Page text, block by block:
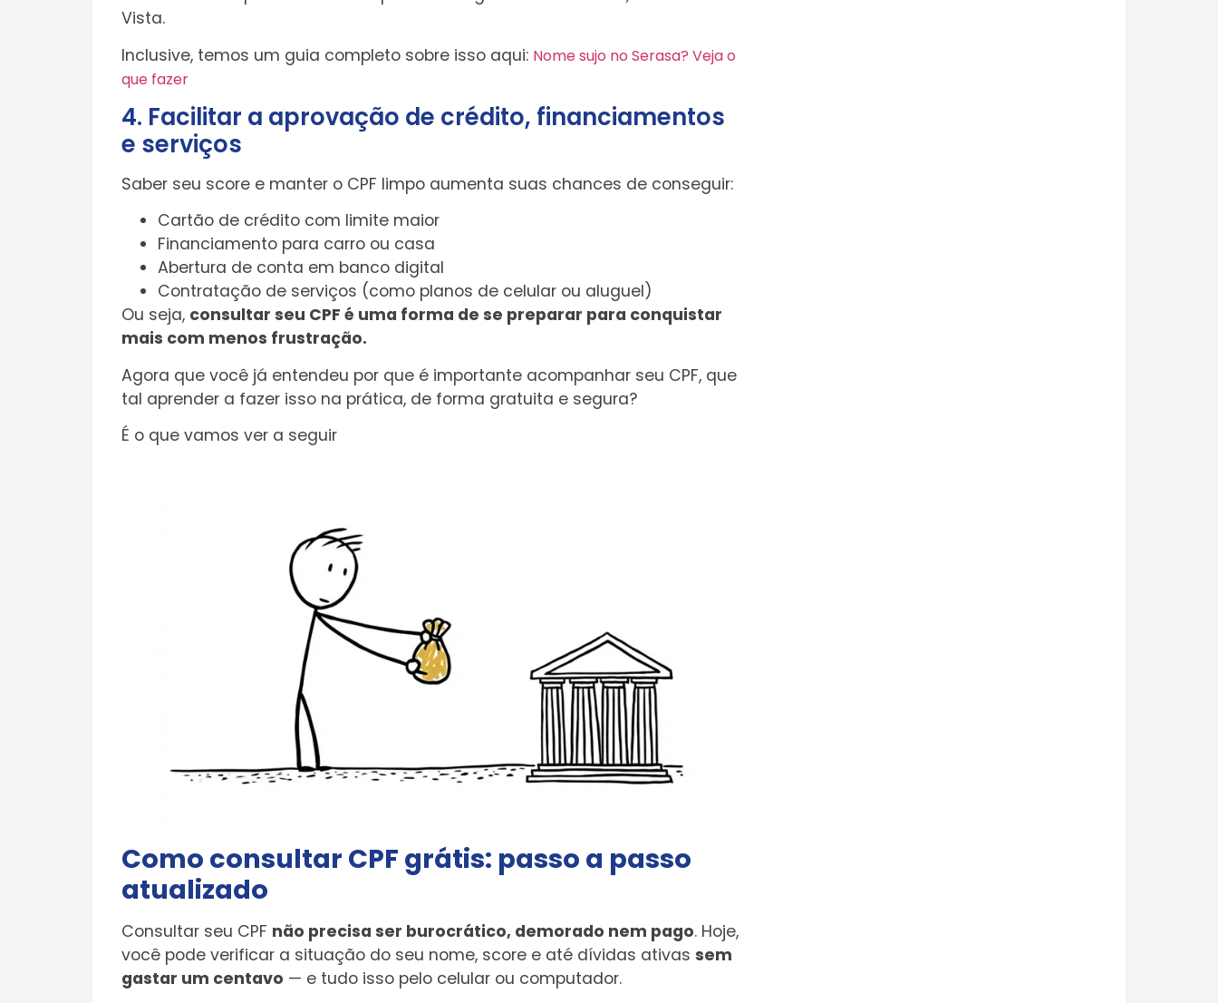
Vista.
Inclusive, temos um guia completo sobre isso aqui: Nome sujo no Serasa? Veja o
que fazer
4. Facilitar a aprovação de crédito, financiamentos
e serviços
Saber seu score e manter o CPF limpo aumenta suas chances de conseguir:
Cartão de crédito com limite maior
Financiamento para carro ou casa
Abertura de conta em banco digital
Contratação de serviços (como planos de celular ou aluguel)
Ou seja, consultar seu CPF é uma forma de se preparar para conquistar
mais com menos frustração.
Agora que você já entendeu por que é importante acompanhar seu CPF, que
tal aprender a fazer isso na prática, de forma gratuita e segura?
É o que vamos ver a seguir
Como consultar CPF grátis: passo a passo
atualizado
Consultar seu CPF não precisa ser burocrático, demorado nem pago. Hoje,
você pode verificar a situação do seu nome, score e até dívidas ativas sem
gastar um centavo — e tudo isso pelo celular ou computador.